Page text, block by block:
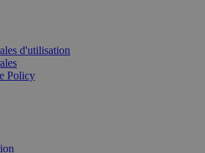
d'utilisation
Policy